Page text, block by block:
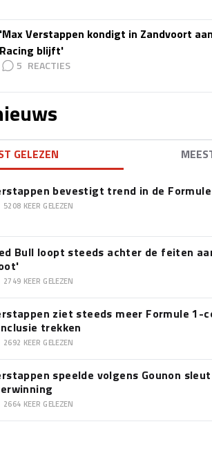
'Max Verstappen kondigt in Zandvoort
Racing blijft'
5
GELEZEN
bevestigt trend in de
5208 KEER GELEZEN
Bull loopt steeds achter de feiten
2749 KEER GELEZEN
ziet steeds meer Formule 1-
trekken
2692 KEER GELEZEN
speelde volgens Gounon
2664 KEER GELEZEN